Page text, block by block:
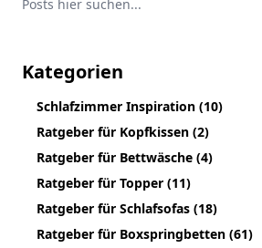
Kategorien
Schlafzimmer Inspiration (10)
Ratgeber für Kopfkissen (2)
Ratgeber für Bettwäsche (4)
Ratgeber für Topper (11)
Ratgeber für Schlafsofas (18)
Ratgeber für Boxspringbetten (61)